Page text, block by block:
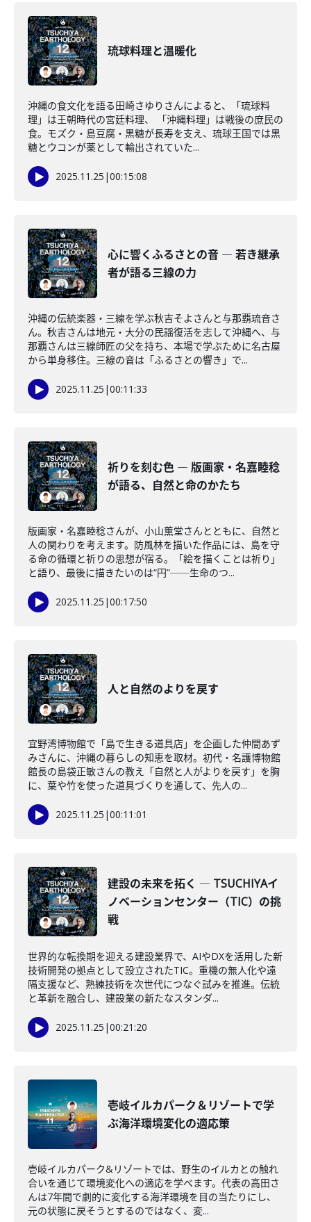
琉球料理と温暖化
沖縄の食文化を語る田崎さゆりさんによると、「琉球料
理」は王朝時代の宮廷料理、 「沖縄料理」は戦後の庶民の
食。モズク・島豆腐・黒糖が長寿を支え、琉球王国では黒
糖とウコンが薬として輸出されていた...
2025.11.25 |00:15:08
心に響くふるさとの音 ― 若き継承
者が語る三線の力
沖縄の伝統楽器・三線を学ぶ秋吉そよさんと与那覇琉音さ
ん。秋吉さんは地元・大分の民謡復活を志して沖縄へ、与
那覇さんは三線師匠の父を持ち、本場で学ぶために名古屋
から単身移住。三線の音は「ふるさとの響き」で...
2025.11.25 |00:11:33
祈りを刻む色 ― 版画家・名嘉睦稔
が語る、自然と命のかたち
版画家・名嘉睦稔さんが、小山薫堂さんとともに、自然と
人の関わりを考えます。防風林を描いた作品には、島を守
る命の循環と祈りの思想が宿る。「絵を描くことは祈り」
と語り、最後に描きたいのは“円”──生命のつ...
2025.11.25 |00:17:50
人と自然のよりを戻す
宜野湾博物館で「島で生きる道具店」を企画した仲間あず
みさんに、沖縄の暮らしの知恵を取材。初代・名護博物館
館長の島袋正敏さんの教え「自然と人がよりを戻す」を胸
に、葉や竹を使った道具づくりを通して、先人の...
2025.11.25 |00:11:01
建設の未来を拓く ― TSUCHIYAイ
ノベーションセンター（TIC）の挑
戦
世界的な転換期を迎える建設業界で、AIやDXを活用した新
技術開発の拠点として設立されたTIC。重機の無人化や遠
隔支援など、熟練技術を次世代につなぐ試みを推進。伝統
と革新を融合し、建設業の新たなスタンダ...
2025.11.25 |00:21:20
壱岐イルカパーク＆リゾートで学
ぶ海洋環境変化の適応策
壱岐イルカパーク&リゾートでは、野生のイルカとの触れ
合いを通じて環境変化への適応を学べます。代表の高田さ
んは7年間で劇的に変化する海洋環境を目の当たりにし、
元の状態に戻そうとするのではなく、変...